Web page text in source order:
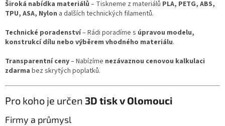
Široká nabídka materiálů – Tiskneme z materiálů PLA, PETG, ABS,
TPU, ASA, Nylon a dalších technických filamentů.
Technické poradenství– Rádi poradíme s úpravou modelu,
konstrukcí dílu nebo výběrem vhodného materiálu.
Transparentní ceny– Nabízíme nezávaznou cenovou kalkulaci
zdarma bez skrytých poplatků.
Pro koho je určen 3D tisk v Olomouci
Firmy a průmysl